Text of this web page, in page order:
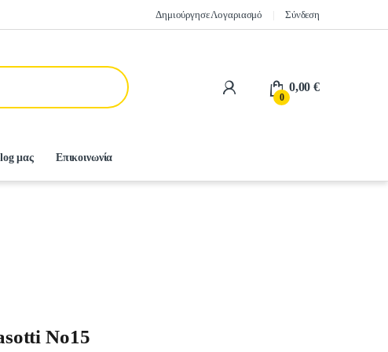
Δημιούργησε Λογαριασμό Σύνδεση
0
0,00€
μας Επικοινωνία
Νο15